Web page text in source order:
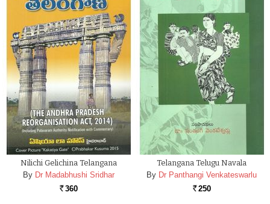
Nilichi Gelichina Telangana
By Dr Madabhushi Sridhar
Rs. 360
Telangana Telugu Navala
By Dr Panthangi Venkateswarlu
Rs. 250